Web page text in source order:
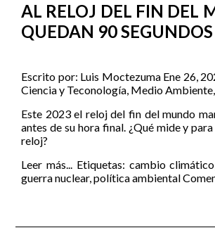
AL RELOJ DEL FIN DEL
QUEDAN 90 SEGUNDOS
Escrito por: Luis Moctezuma Ene 26,
Ciencia y Teconología, Medio Ambiente,
Este 2023 el reloj del fin del mundo
antes de su hora final. ¿Qué mide y
reloj?
Leer más... Etiquetas: cambio climático
guerra nuclear,política ambiental